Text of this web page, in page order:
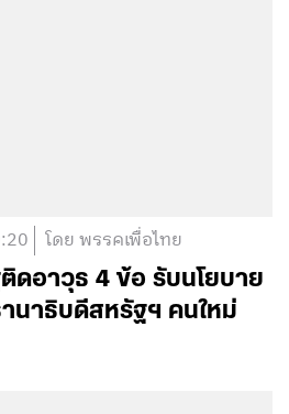
โดย พรรคเพื่อไทย
ติดอาวุธ 4 ข้อ รับนโยบาย
นาธิบดีสหรัฐฯ คนใหม่